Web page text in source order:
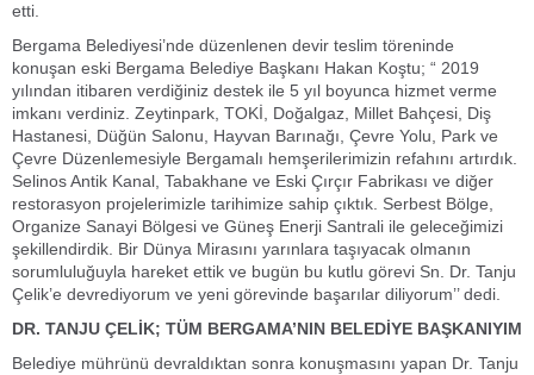
etti.
Bergama Belediyesi’nde düzenlenen devir teslim töreninde
konuşan eski Bergama Belediye Başkanı Hakan Koştu; “ 2019
yılından itibaren verdiğiniz destek ile 5 yıl boyunca hizmet verme
imkanı verdiniz. Zeytinpark, TOKİ, Doğalgaz, Millet Bahçesi, Diş
Hastanesi, Düğün Salonu, Hayvan Barınağı, Çevre Yolu, Park ve
Çevre Düzenlemesiyle Bergamalı hemşerilerimizin refahını artırdık.
Selinos Antik Kanal, Tabakhane ve Eski Çırçır Fabrikası ve diğer
restorasyon projelerimizle tarihimize sahip çıktık. Serbest Bölge,
Organize Sanayi Bölgesi ve Güneş Enerji Santrali ile geleceğimizi
şekillendirdik. Bir Dünya Mirasını yarınlara taşıyacak olmanın
sorumluluğuyla hareket ettik ve bugün bu kutlu görevi Sn. Dr. Tanju
Çelik’e devrediyorum ve yeni görevinde başarılar diliyorum’’ dedi.
DR. TANJU ÇELİK; TÜM BERGAMA’NIN BELEDİYE BAŞKANIYIM
Belediye mührünü devraldıktan sonra konuşmasını yapan Dr. Tanju